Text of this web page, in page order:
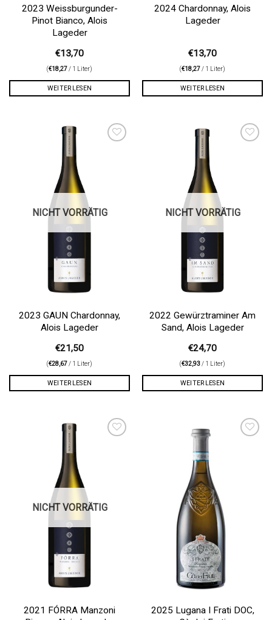
2023 Weissburgunder-
Pinot Bianco, Alois
Lageder
€13,70
(€18,27/ 1 Liter)
WEITERLESEN
2024 Chardonnay, Alois
Lageder
€13,70
(€18,27/ 1 Liter)
WEITERLESEN
NICHT VORRÄTIG
2023 GAUN Chardonnay,
Alois Lageder
€21,50
(€28,67/ 1 Liter)
WEITERLESEN
NICHT VORRÄTIG
2022 Gewürztraminer Am
Sand, Alois Lageder
€24,70
(€32,93/ 1 Liter)
WEITERLESEN
NICHT VORRÄTIG
2021 FÓRRA Manzoni
2025 Lugana I Frati DOC,